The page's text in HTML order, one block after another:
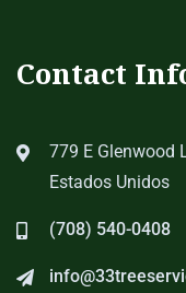
Contact
779 E Glenwood
Estados Unidos
(708) 540-0408